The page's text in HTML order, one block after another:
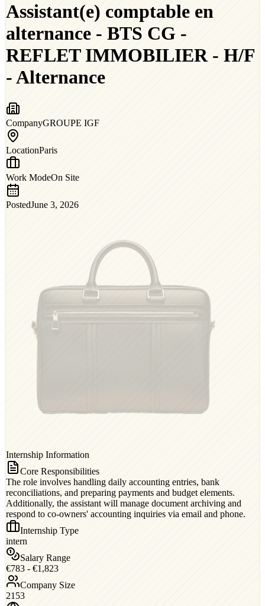
Assistant(e) comptable en
alternance - BTS CG -
REFLET IMMOBILIER - H/F
- Alternance
CompanyGROUPE IGF
LocationParis
Work ModeOn Site
PostedJune 3, 2026
Internship Information
Core Responsibilities
The role involves handling daily accounting entries, bank
reconciliations, and preparing payments and budget elements.
Additionally, the assistant will manage document archiving and
respond to co-owners' accounting inquiries via email and phone.
Internship Type
intern
Salary Range
€783 - €1,823
Company Size
2153